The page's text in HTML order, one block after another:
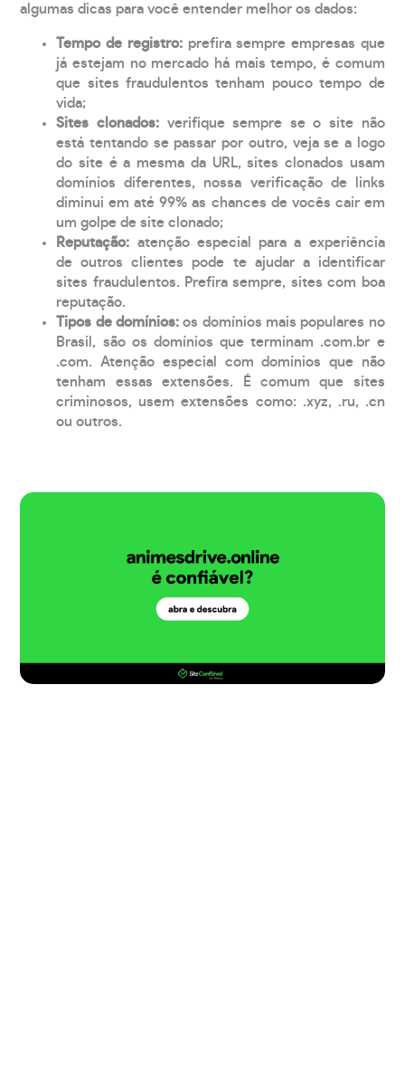
algumas dicas para você entender melhor os dados:
Tempo de registro: prefira sempre empresas que
já estejam no mercado há mais tempo, é comum
que sites fraudulentos tenham pouco tempo de
vida;
Sites clonados: verifique sempre se o site não
está tentando se passar por outro, veja se a logo
do site é a mesma da URL, sites clonados usam
domínios diferentes, nossa verificação de links
diminui em até 99% as chances de vocês cair em
um golpe de site clonado;
Reputação: atenção especial para a experiência
de outros clientes pode te ajudar a identificar
sites fraudulentos. Prefira sempre, sites com boa
reputação.
Tipos de domínios:os domínios mais populares no
Brasil, são os domínios que terminam .com.br e
.com. Atenção especial com domínios que não
tenham essas extensões. É comum que sites
criminosos, usem extensões como: .xyz, .ru, .cn
ou outros.